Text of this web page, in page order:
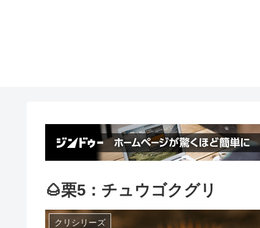
🌰栗5：チュウゴクグリ
クリシリーズ